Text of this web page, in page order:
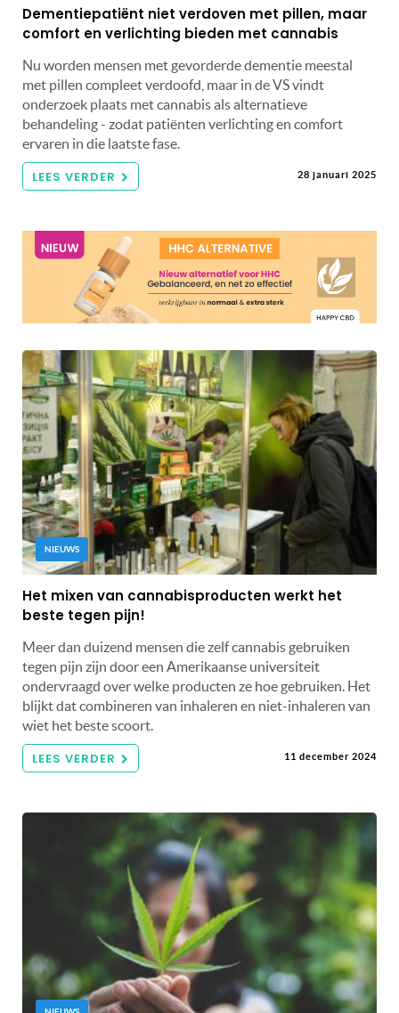
Dementiepatiënt niet verdoven met pillen, maar
comfort en verlichting bieden met cannabis
Nu worden mensen met gevorderde dementie meestal
met pillen compleet verdoofd, maar in de VS vindt
onderzoek plaats met cannabis als alternatieve
behandeling - zodat patiënten verlichting en comfort
ervaren in die laatste fase.
LEES VERDER 28 januari 2025
NIEUWS
Het mixen van cannabisproducten werkt het
beste tegen pijn!
Meer dan duizend mensen die zelf cannabis gebruiken
tegen pijn zijn door een Amerikaanse universiteit
ondervraagd over welke producten ze hoe gebruiken. Het
blijkt dat combineren van inhaleren en niet-inhaleren van
wiet het beste scoort.
LEES VERDER 11 december 2024